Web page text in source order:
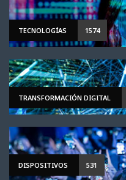
TECNOLOGÍAS 1574
TRANSFORMACIÓN DIGITAL
DISPOSITIVOS 531